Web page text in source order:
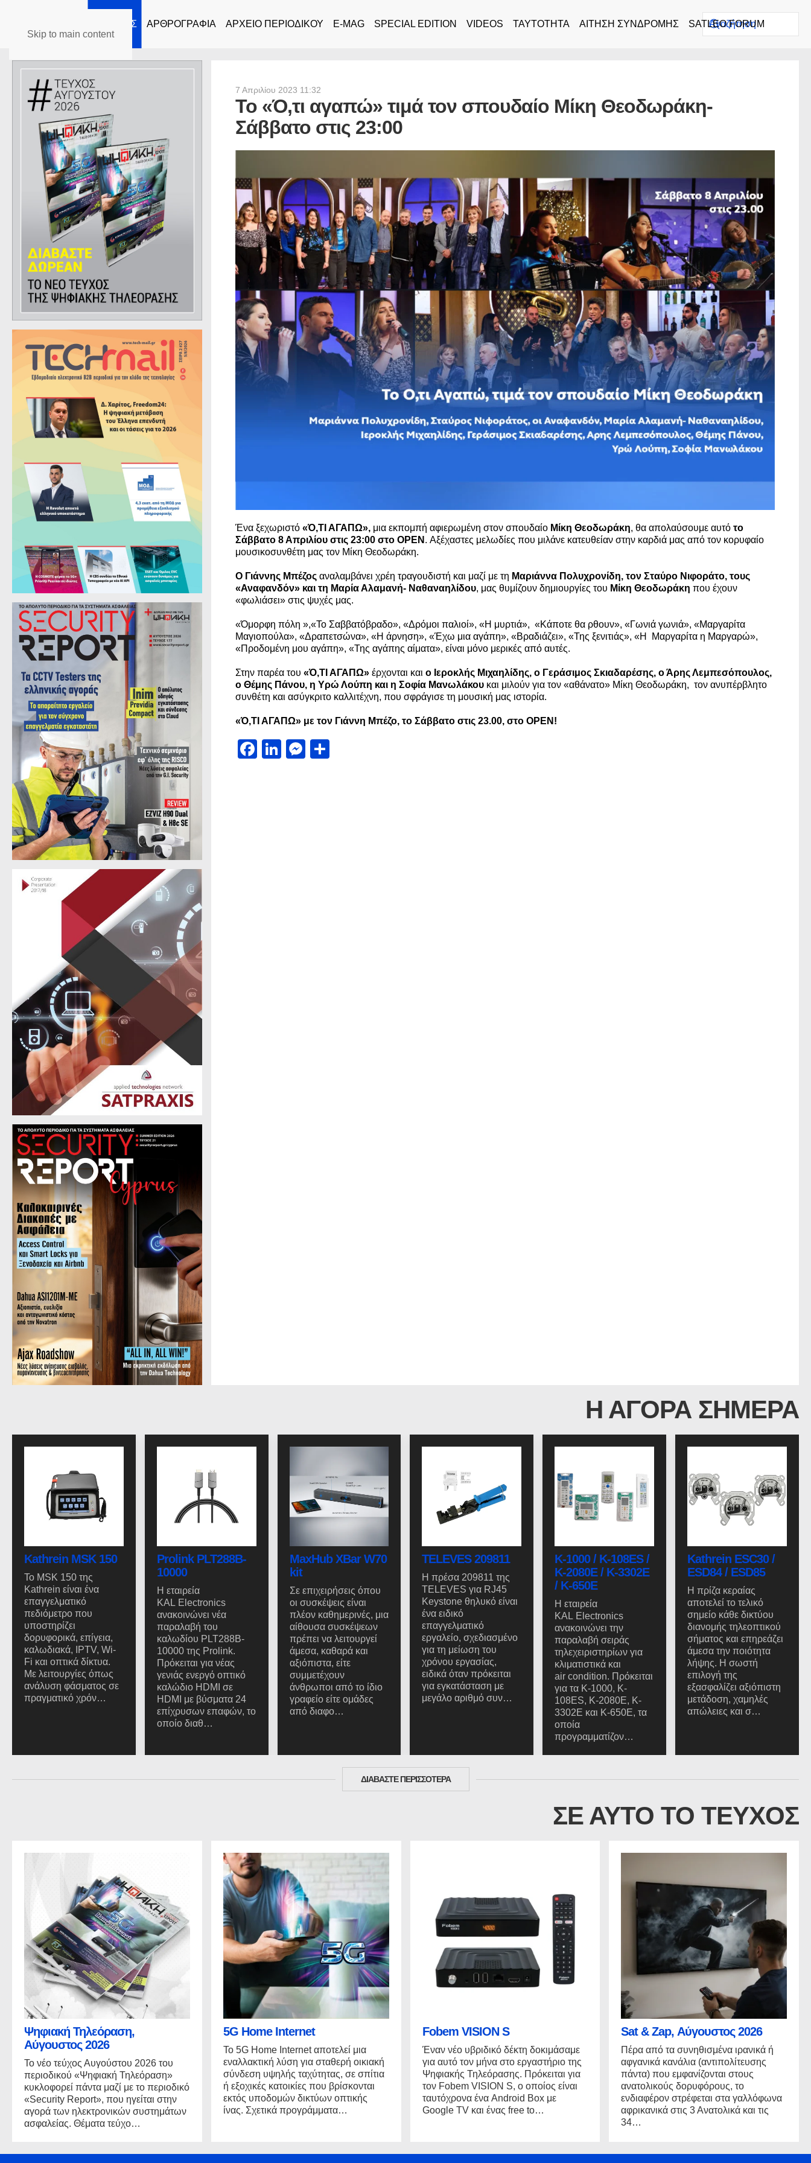
Skip to main content
ΕΙΔΗΣΕΙΣ ΑΡΘΡΟΓΡΑΦΙΑ ΑΡΧΕΙΟ ΠΕΡΙΟΔΙΚΟΥ E-MAG SPECIAL EDITION VIDEOS ΤΑΥΤΟΤΗΤΑ ΑΙΤΗΣΗ ΣΥΝΔΡΟΜΗΣ SATLEO FORUM
7 Απριλίου 2023 11:32
Το «Ό,τι αγαπώ» τιμά τον σπουδαίο Μίκη Θεοδωράκη-
Σάββατο στις 23:00
Ένα ξεχωριστό «Ό,ΤΙ ΑΓΑΠΩ»,μια εκπομπή αφιερωμένη στον σπουδαίο Μίκη Θεοδωράκη, θα απολαύσουμε αυτό το
Σάββατο 8 Απριλίου στις 23:00 στο OPEN . Αξέχαστες μελωδίες που μιλάνε κατευθείαν στην καρδιά μας από τον κορυφαίο
μουσικοσυνθέτη μας τον Μίκη Θεοδωράκη.
Ο Γιάννης Μπέζοςαναλαμβάνει χρέη τραγουδιστή και μαζί με τη Μαριάννα Πολυχρονίδη, τον Σταύρο Νιφοράτο, τους
«Αναφανδόν» και τη Μαρία Αλαμανή- Ναθαναηλίδου, μας θυμίζουν δημιουργίες του Μίκη Θεοδωράκη που έχουν
«φωλιάσει» στις ψυχές μας.
«Όμορφη πόλη »,«Το Σαββατόβραδο», «Δρόμοι παλιοί», «Η μυρτιά», «Κάποτε θα ρθουν», «Γωνιά γωνιά», «Μαργαρίτα
Μαγιοπούλα», «Δραπετσώνα», «Η άρνηση», «Έχω μια αγάπη», «Βραδιάζει», «Της ξενιτιάς», «Η Μαργαρίτα η Μαργαρώ»,
«Προδομένη μου αγάπη», «Της αγάπης αίματα», είναι μόνο μερικές από αυτές.
Στην παρέα του «Ό,ΤΙ ΑΓΑΠΩ»έρχονται και ο Ιεροκλής Μιχαηλίδης, ο Γεράσιμος Σκιαδαρέσης, ο Άρης Λεμπεσόπουλος,
ο Θέμης Πάνου, η Υρώ Λούπη και η Σοφία Μανωλάκουκαι μιλούν για τον «αθάνατο» Μίκη Θεοδωράκη, τον ανυπέρβλητο
συνθέτη και ασύγκριτο καλλιτέχνη, που σφράγισε τη μουσική μας ιστορία.
«Ό,ΤΙ ΑΓΑΠΩ» με τον Γιάννη Μπέζο, το Σάββατο στις 23.00, στο OPEN !
Facebook
LinkedIn
Messenger
Η ΑΓΟΡΑ ΣΗΜΕΡΑ
Kathrein MSK 150
Το MSK 150 της
Kathrein είναι ένα
επαγγελματικό
πεδιόμετρο που
υποστηρίζει
δορυφορικά, επίγεια,
καλωδιακά, IPTV, Wi-
Fi και οπτικά δίκτυα.
Με λειτουργίες όπως
ανάλυση φάσματος σε
πραγματικό χρόν…
Prolink PLT288B-
10000
Η εταιρεία
KAL Electronics
ανακοινώνει νέα
παραλαβή του
καλωδίου PLT288B-
10000 της Prolink.
Πρόκειται για νέας
γενιάς ενεργό οπτικό
καλώδιο HDMI σε
HDMI με βύσματα 24
επίχρυσων επαφών, το
οποίο διαθ…
MaxHub XBar W70
kit
Σε επιχειρήσεις όπου
οι συσκέψεις είναι
πλέον καθημερινές, μια
αίθουσα συσκέψεων
πρέπει να λειτουργεί
άμεσα, καθαρά και
αξιόπιστα, είτε
συμμετέχουν
άνθρωποι από το ίδιο
γραφείο είτε ομάδες
από διαφο…
TELEVES 209811
Η πρέσα 209811 της
TELEVES για RJ45
Keystone θηλυκό είναι
ένα ειδικό
επαγγελματικό
εργαλείο, σχεδιασμένο
για τη μείωση του
χρόνου εργασίας,
ειδικά όταν πρόκειται
για εγκατάσταση με
μεγάλο αριθμό συν…
K-1000 / K-108ES /
K-2080E / K-3302E
/ K-650E
Η εταιρεία
KAL Electronics
ανακοινώνει την
παραλαβή σειράς
τηλεχειριστηρίων για
κλιματιστικά και
air condition. Πρόκειται
για τα K-1000, K-
108ES, K-2080E, K-
3302E και K-650E, τα
οποία
προγραμματίζον…
Kathrein ESC30 /
ESD84 / ESD85
Η πρίζα κεραίας
αποτελεί το τελικό
σημείο κάθε δικτύου
διανομής τηλεοπτικού
σήματος και επηρεάζει
άμεσα την ποιότητα
λήψης. Η σωστή
επιλογή της
εξασφαλίζει αξιόπιστη
μετάδοση, χαμηλές
απώλειες και σ…
ΔΙΑΒΑΣΤΕ ΠΕΡΙΣΣΟΤΕΡΑ
ΣΕ ΑΥΤΟ ΤΟ ΤΕΥΧΟΣ
Ψηφιακή Τηλεόραση,
Αύγουστος 2026
Το νέο τεύχος Αυγούστου 2026 του
περιοδικού «Ψηφιακή Τηλεόραση»
κυκλοφορεί πάντα μαζί με το περιοδικό
«Security Report», που ηγείται στην
αγορά των ηλεκτρονικών συστημάτων
ασφαλείας. Θέματα τεύχο…
5G Home Internet
Το 5G Home Internet αποτελεί μια
εναλλακτική λύση για σταθερή οικιακή
σύνδεση υψηλής ταχύτητας, σε σπίτια
ή εξοχικές κατοικίες που βρίσκονται
εκτός υποδομών δικτύων οπτικής
ίνας. Σχετικά προγράμματα…
Fobem VISION S
Έναν νέο υβριδικό δέκτη δοκιμάσαμε
για αυτό τον μήνα στο εργαστήριο της
Ψηφιακής Τηλεόρασης. Πρόκειται για
τον Fobem VISION S, ο οποίος είναι
ταυτόχρονα ένα Android Box με
Google TV και ένας free to…
Sat & Zap, Αύγουστος 2026
Πέρα από τα συνηθισμένα ιρανικά ή
αφγανικά κανάλια (αντιπολίτευσης
πάντα) που εμφανίζονται στους
ανατολικούς δορυφόρους, το
ενδιαφέρον στρέφεται στα γαλλόφωνα
αφρικανικά στις 3 Ανατολικά και τις
34…